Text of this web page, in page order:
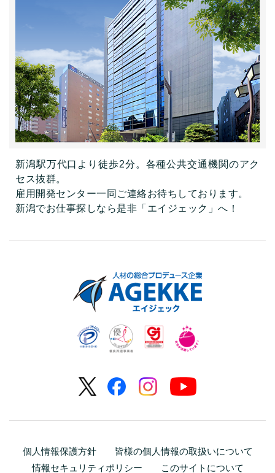
新潟駅万代口より徒歩2分。各種公共交通機関のアク
セス抜群。
雇用開発センター一同ご連絡お待ちしております。
新潟でお仕事探しなら是非「エイジェック」へ！
個人情報保護方針
皆様の個人情報の取扱いについて
情報セキュリティポリシー
このサイトについて